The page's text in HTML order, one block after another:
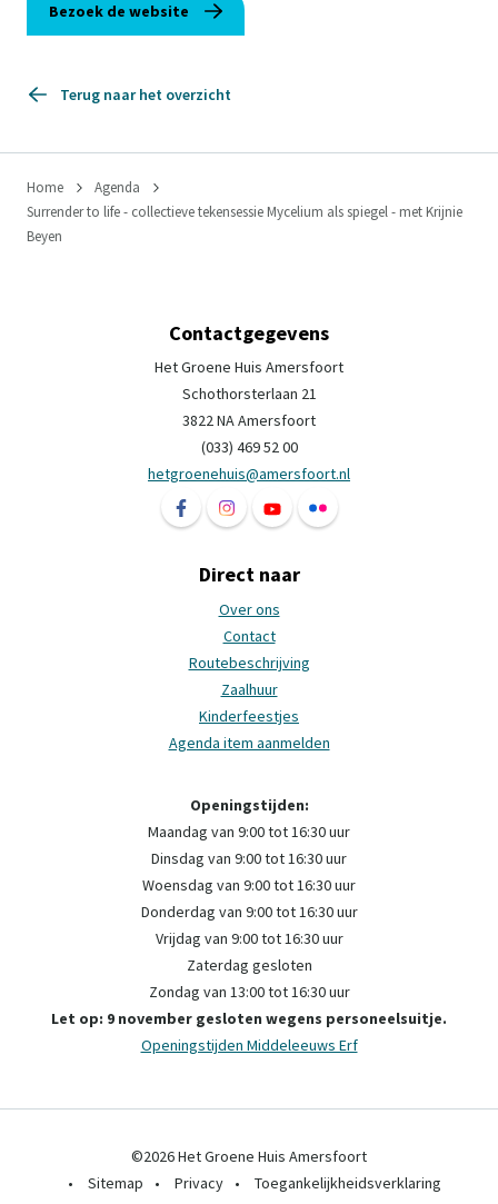
Bezoek de website
Terug naar het overzicht
Home
Agenda
Surrender to life - collectieve tekensessie Mycelium als spiegel - met Krijnie
Beyen
Contactgegevens
Het Groene Huis Amersfoort
Schothorsterlaan 21
3822 NA Amersfoort
(033) 469 52 00
hetgroenehuis@amersfoort.nl
Volg ons op Facebook Het Groene Huis
Volg ons op Instagram Het Groene
Volg ons op YouTube Het
Volg ons op Flickr Het
Direct naar
Over ons
Contact
Routebeschrijving
Zaalhuur
Kinderfeestjes
Agenda item aanmelden
Openingstijden:
Maandag van 9:00 tot 16:30 uur
Dinsdag van 9:00 tot 16:30 uur
Woensdag van 9:00 tot 16:30 uur
Donderdag van 9:00 tot 16:30 uur
Vrijdag van 9:00 tot 16:30 uur
Zaterdag gesloten
Zondag van 13:00 tot 16:30 uur
Let op: 9 november gesloten wegens personeelsuitje.
Openingstijden Middeleeuws Erf
©2026 Het Groene Huis Amersfoort
•
Sitemap • Privacy • Toegankelijkheidsverklaring